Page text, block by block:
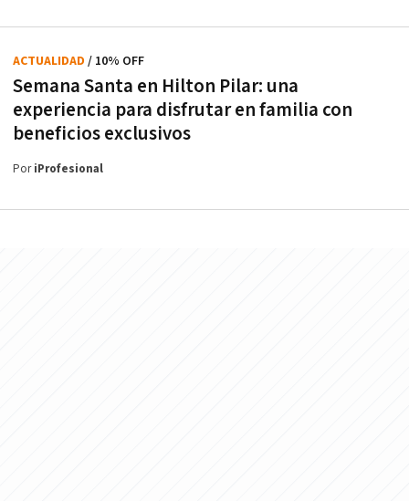
Semana Santa en Hilton Pilar: una
experiencia para disfrutar en familia con
beneficios exclusivos
ACTUALIDAD / 10% OFF
PoriProfesional